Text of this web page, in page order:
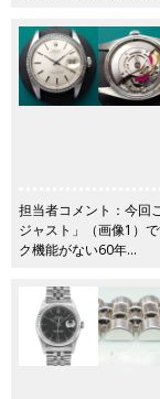
担当者コメント：今回
ジャスト」（画像1）
ク機能がない60年…